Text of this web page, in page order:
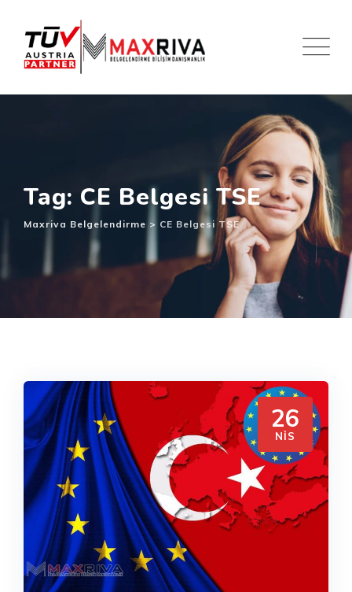
content
Tag: CE Belgesi TSE
Maxriva Belgelendirme > CE Belgesi TSE
26
NIS